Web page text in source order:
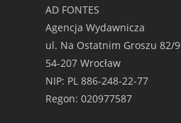
AD FONTES
Agencja Wydawnicza
ul. Na Ostatnim Groszu 82/9
54-207 Wrocław
NIP: PL 886-248-22-77
Regon: 020977587